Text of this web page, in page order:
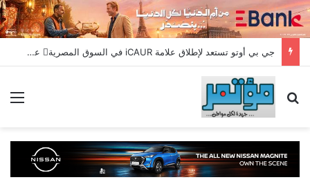
جي بي أوتو تستعد لإطلاق علامة iCAUR في السوق المصرية علامة عالمية جديدة لسيارات الطاقة الجديدة تجمع بين التكنولوجيا الذكية والتصميم الجريء وروح المغامر
بحث عن